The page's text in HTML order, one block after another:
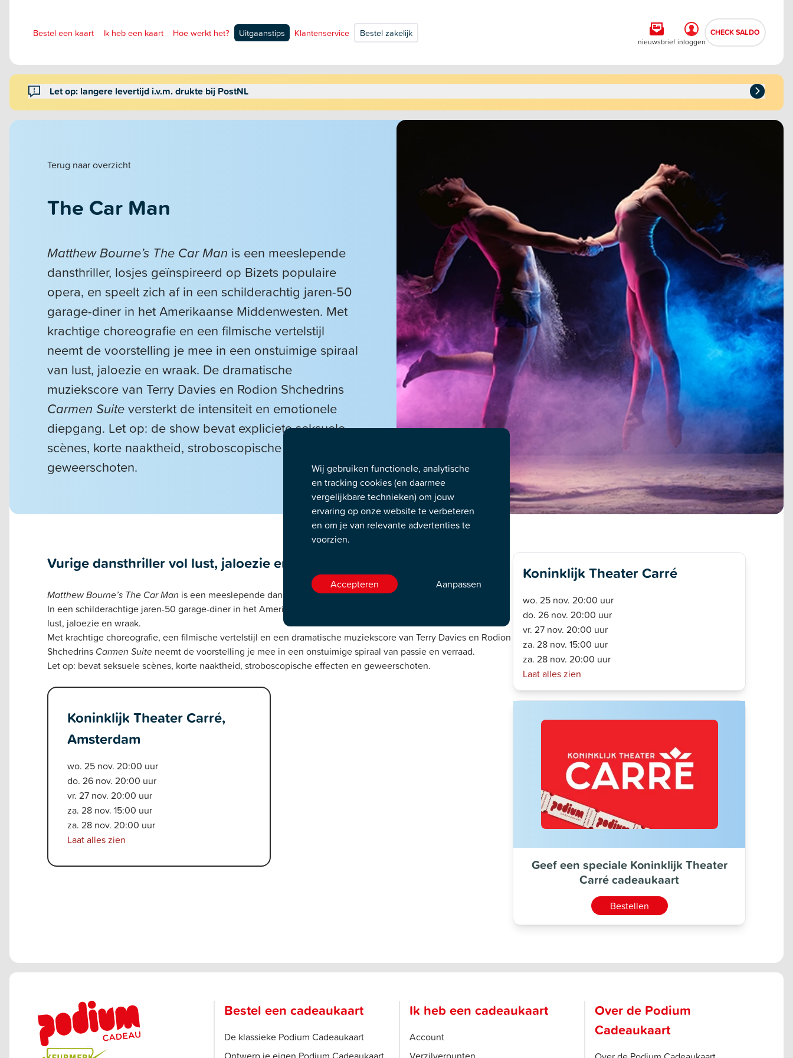
Bestel een kaart Ik heb een kaart Hoe werkt het? Uitgaanstips Klantenservice Bestel zakelijk
nieuwsbrief inloggen
CHECK SALDO
Let op: langere levertijd i.v.m. drukte bij PostNL
Terug naar overzicht
The Car Man
Matthew Bourne’s The Car Man is een meeslepende
dansthriller, losjes geïnspireerd op Bizets populaire
opera, en speelt zich af in een schilderachtig jaren-50
garage-diner in het Amerikaanse Middenwesten. Met
krachtige choreografie en een filmische vertelstijl
neemt de voorstelling je mee in een onstuimige spiraal
van lust, jaloezie en wraak. De dramatische
muziekscore van Terry Davies en Rodion Shchedrins
Carmen Suiteversterkt de intensiteit en emotionele
diepgang. Let op: de show bevat expliciete seksuele
scènes, korte naaktheid, stroboscopische effecten en
geweerschoten.
Vurige dansthriller vol lust, jaloezie en wraak
Matthew Bourne’s The Car Man is een meeslepende dansthriller, losjes gebaseerd op Bizets populaire opera.
In een schilderachtige jaren-50 garage-diner in het Amerikaanse Middenwesten ontvouwt zich een verhaal vol
lust, jaloezie en wraak.
Met krachtige choreografie, een filmische vertelstijl en een dramatische muziekscore van Terry Davies en Rodion
Shchedrins Carmen Suite neemt de voorstelling je mee in een onstuimige spiraal van passie en verraad.
Let op: bevat seksuele scènes, korte naaktheid, stroboscopische effecten en geweerschoten.
Koninklijk Theater Carré,
Amsterdam
wo. 25 nov. 20:00 uur
do. 26 nov. 20:00 uur
vr. 27 nov. 20:00 uur
za. 28 nov. 15:00 uur
za. 28 nov. 20:00 uur
Laat alles zien
Koninklijk Theater Carré
wo. 25 nov. 20:00 uur
do. 26 nov. 20:00 uur
vr. 27 nov. 20:00 uur
za. 28 nov. 15:00 uur
za. 28 nov. 20:00 uur
Laat alles zien
Geef een speciale Koninklijk Theater
Carré cadeaukaart
Bestellen
Bestel een cadeaukaart
De klassieke Podium Cadeaukaart
Ontwerp je eigen Podium Cadeaukaart
Ik heb een cadeaukaart
Account
Verzilverpunten
Over de Podium
Cadeaukaart
Wij gebruiken functionele, analytische
en tracking cookies (en daarmee
vergelijkbare technieken) om jouw
ervaring op onze website te verbeteren
en om je van relevante advertenties te
voorzien.
Accepteren Aanpassen